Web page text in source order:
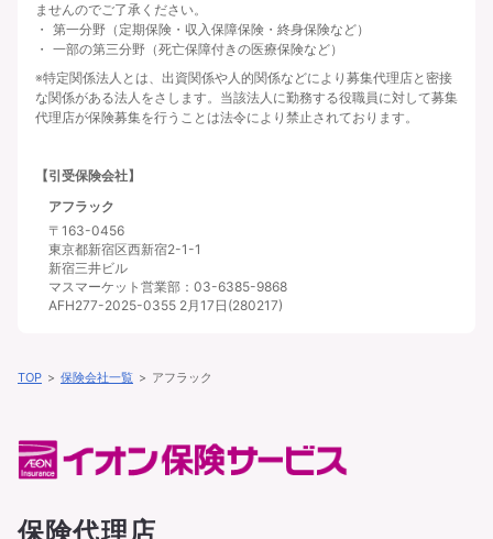
ませんのでご了承ください。
第一分野（定期保険・収入保障保険・終身保険など）
一部の第三分野（死亡保障付きの医療保険など）
※特定関係法人とは、出資関係や人的関係などにより募集代理店と密接
な関係がある法人をさします。当該法人に勤務する役職員に対して募集
代理店が保険募集を行うことは法令により禁止されております。
【引受保険会社】
アフラック
〒163-0456
東京都新宿区西新宿2-1-1
新宿三井ビル
マスマーケット営業部：03-6385-9868
AFH277-2025-0355 2月17日(280217)
TOP 保険会社一覧 アフラック
保険代理店